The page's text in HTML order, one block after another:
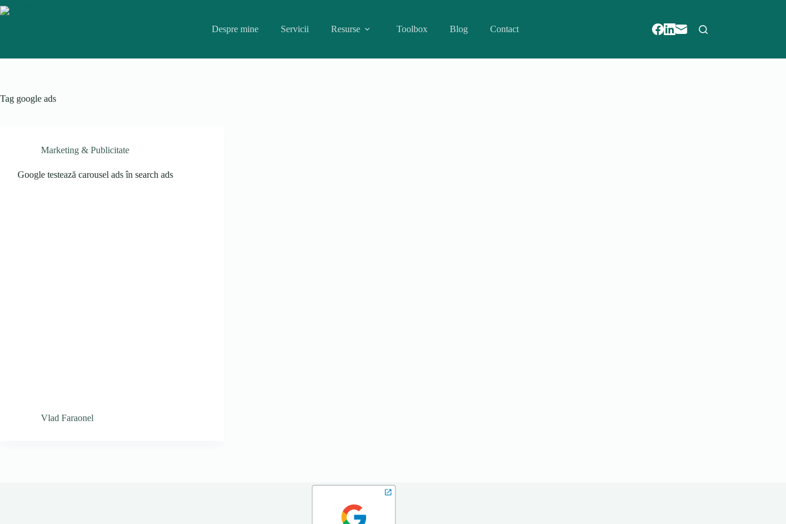
Skip
to
Despre mine Servicii Resurse Toolbox Blog Contact
Tag google ads
Marketing & Publicitate
Google testează carousel ads în search ads
Vlad Faraonel